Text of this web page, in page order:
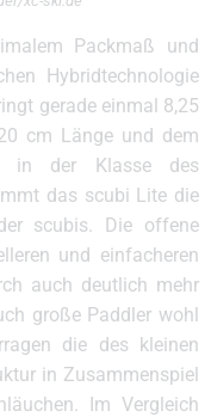
Packmaß und
Hybridtechnologie
gerade einmal 8,25
cm Länge und dem
in der Klasse des
das scubi Lite die
scubis. Die offene
und einfacheren
auch deutlich mehr
große Paddler wohl
die des kleinen
in Zusammenspiel
Im Vergleich